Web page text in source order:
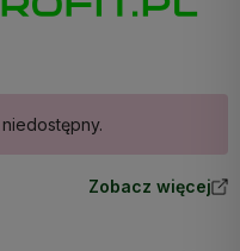
Zobacz więcej